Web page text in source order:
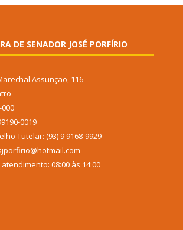
DE SENADOR JOSÉ PORFÍRIO
Assunção, 116
000
0019
Tutelar: (93) 9 9168-9929
08:00 às 14:00